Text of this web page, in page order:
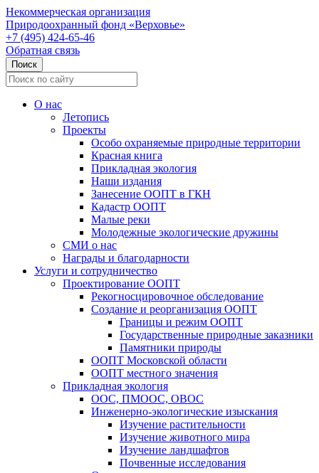
Некоммерческая организация
Природоохранный фонд «Верховье»
+7 (495) 424-65-46
Обратная связь
О нас
Летопись
Проекты
Особо охраняемые природные территории
Красная книга
Прикладная экология
Наши издания
Занесение ООПТ в ГКН
Кадастр ООПТ
Малые реки
Молодежные экологические дружины
СМИ о нас
Награды и благодарности
Услуги и сотрудничество
Проектирование ООПТ
Рекогносцировочное обследование
Создание и реорганизация ООПТ
Границы и режим ООПТ
Государственные природные заказники
Памятники природы
ООПТ Московской области
ООПТ местного значения
Прикладная экология
ООС, ПМООС, ОВОС
Инженерно-экологические изыскания
Изучение растительности
Изучение животного мира
Изучение ландшафтов
Почвенные исследования